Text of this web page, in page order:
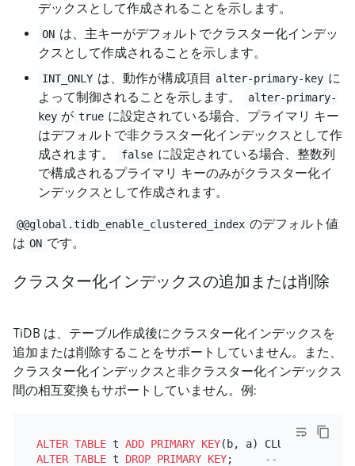
デックスとして作成されることを示します。
ON は、主キーがデフォルトでクラスター化インデッ
クスとして作成されることを示します。
INT_ONLY は、動作が構成項目 alter-primary-key に
よって制御されることを示します。
alter-primary-
key が true に設定されている場合、プライマリ キー
はデフォルトで非クラスター化インデックスとして作
成されます。
false に設定されている場合、整数列
で構成されるプライマリ キーのみがクラスター化イ
ンデックスとして作成されます。
@@global.tidb_enable_clustered_index のデフォルト値
は ON です。
クラスター化インデックスの追加または削除
TiDB は、テーブル作成後にクラスター化インデックスを
追加または削除することをサポートしていません。また、
クラスター化インデックスと非クラスター化インデックス
間の相互変換もサポートしていません。例:
ALTER TABLE t ADD PRIMARY KEY(b, a) CLUSTERED;
ALTER TABLE t DROP PRIMARY KEY;
-- If the